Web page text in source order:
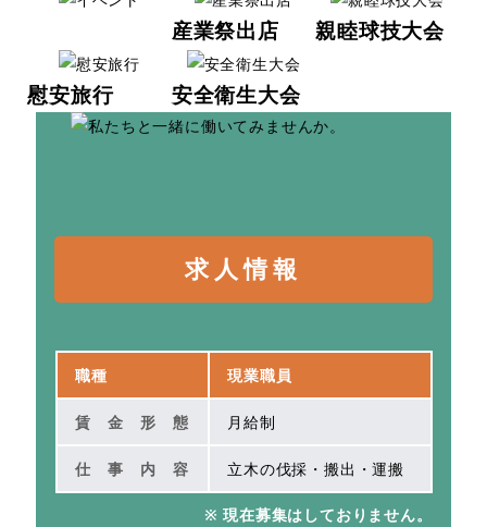
産業祭出店 親睦球技大会
慰安旅行 安全衛生大会
求人情報
職種 現業職員
賃金形態 月給制
仕事内容 立木の伐採・搬出・運搬
※ 現在募集はしておりません。